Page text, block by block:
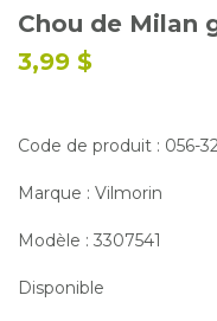
Chou de Milan
3,99 $
Code de produit : 056-
Marque : Vilmorin
Modèle : 3307541
Disponible